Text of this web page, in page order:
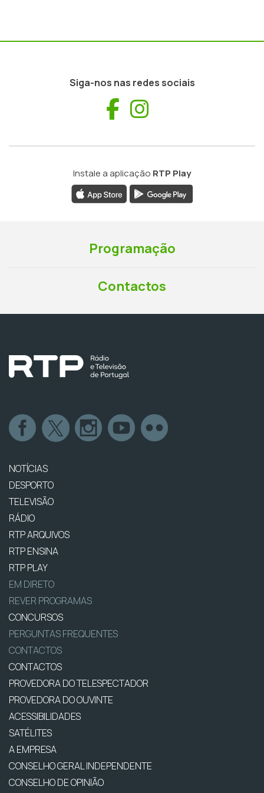
Siga-nos nas redes sociais
Facebook
Instale a aplicação RTP Play
Programação
Contactos
NOTÍCIAS
DESPORTO
TELEVISÃO
RÁDIO
RTP ARQUIVOS
RTP ENSINA
RTP PLAY
EM DIRETO
REVER PROGRAMAS
CONCURSOS
PERGUNTAS FREQUENTES
CONTACTOS
CONTACTOS
PROVEDORA DO TELESPECTADOR
PROVEDORA DO OUVINTE
ACESSIBILIDADES
SATÉLITES
A EMPRESA
CONSELHO GERAL INDEPENDENTE
CONSELHO DE OPINIÃO